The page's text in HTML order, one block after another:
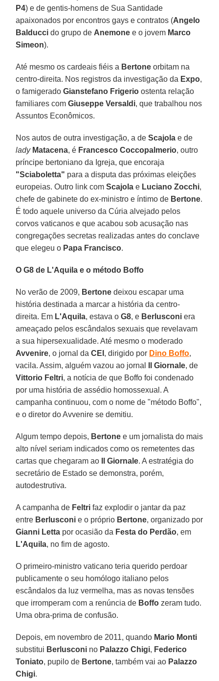
P4) e de gentis-homens de Sua Santidade
apaixonados por encontros gays e contratos (Angelo
Balducci do grupo de Anemone e o jovem Marco
Simeon).
Até mesmo os cardeais fiéis a Bertone orbitam na
centro-direita. Nos registros da investigação da Expo,
o famigeradoGianstefano Frigerioostenta relação
familiares comGiuseppe Versaldi, que trabalhou nos
Assuntos Econômicos.
Nos autos de outra investigação, a deScajola e de
lady Matacena, é Francesco Coccopalmerio, outro
príncipe bertoniano da Igreja, que encoraja
"Sciaboletta" para a disputa das próximas eleições
europeias. Outro link comScajola e Luciano Zocchi,
chefe de gabinete do ex-ministro e íntimo de Bertone.
É todo aquele universo da Cúria alvejado pelos
corvos vaticanos e que acabou sob acusação nas
congregações secretas realizadas antes do conclave
que elegeu o Papa Francisco.
O G8 de L'Aquila e o método Boffo
No verão de 2009, Bertone deixou escapar uma
história destinada a marcar a história da centro-
direita. Em L'Aquila, estava oG8, e Berlusconi era
ameaçado pelos escândalos sexuais que revelavam
a sua hipersexualidade. Até mesmo o moderado
Avvenire, o jornal daCEI , dirigido por Dino Boffo,
vacila. Assim, alguém vazou ao jornal
Il Giornale, de
Vittorio Feltri, a notícia de que Boffo foi condenado
por uma história de assédio homossexual. A
campanha continuou, com o nome de "método Boffo",
e o diretor do Avvenire se demitiu.
Algum tempo depois, Bertone e um jornalista do mais
alto nível seriam indicados como os remetentes das
cartas que chegaram ao
Il Giornale. A estratégia do
secretário de Estado se demonstra, porém,
autodestrutiva.
A campanha de Feltri faz explodir o jantar da paz
entre Berlusconi e o próprio Bertone, organizado por
Gianni Letta por ocasião da Festa do Perdão, em
L'Aquila, no fim de agosto.
O primeiro-ministro vaticano teria querido perdoar
publicamente o seu homólogo italiano pelos
escândalos da luz vermelha, mas as novas tensões
que irromperam com a renúncia de Boffo zeram tudo.
Uma obra-prima de confusão.
Depois, em novembro de 2011, quando Mario Monti
substitui Berlusconi no Palazzo Chigi, Federico
Toniato, pupilo de Bertone, também vai ao Palazzo
Chigi.